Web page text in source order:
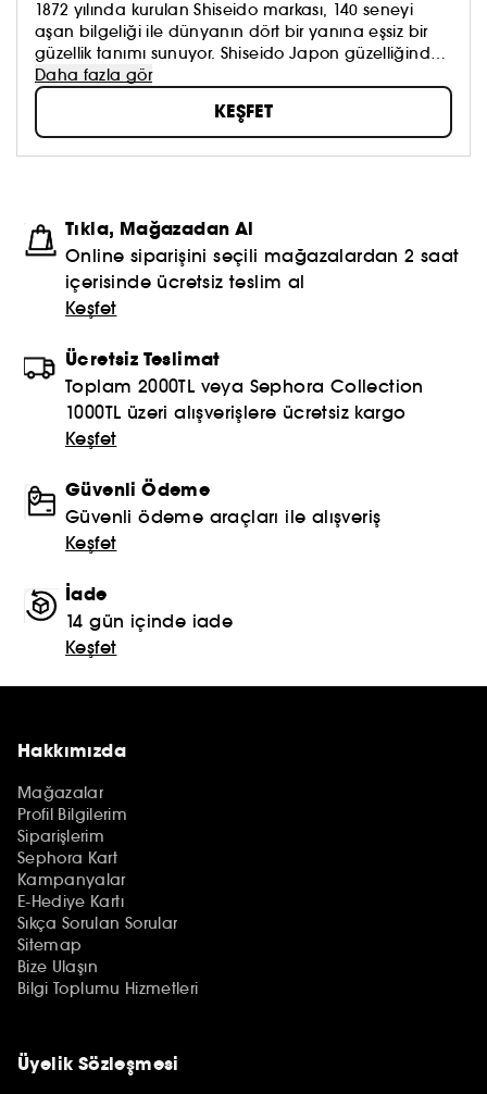
1872 yılında kurulan Shiseido markası, 140 seneyi
aşan bilgeliği ile dünyanın dört bir yanına eşsiz bir
güzellik tanımı sunuyor. Shiseido Japon güzelliğinden
esinlenerek paylaşım ve empatiyle beslenen güçlü
ve pozitif bir güzellik ortaya çıkarırken aynı zamanda
güzellik nerede olursa olsun onu bulup tüm dünya ile
paylaşıyor.
Daha fazla gör
KEŞFET
Tıkla, Mağazadan Al
Online siparişini seçili mağazalardan 2 saat
içerisinde ücretsiz teslim al
Keşfet
Ücretsiz Teslimat
Toplam 2000TL veya Sephora Collection
1000TL üzeri alışverişlere ücretsiz kargo
Keşfet
Güvenli Ödeme
Güvenli ödeme araçları ile alışveriş
Keşfet
İade
14 gün içinde iade
Keşfet
Hakkımızda
Mağazalar
Profil Bilgilerim
Siparişlerim
Sephora Kart
Kampanyalar
E-Hediye Kartı
Sıkça Sorulan Sorular
Sitemap
Bize Ulaşın
Bilgi Toplumu Hizmetleri
Üyelik Sözleşmesi